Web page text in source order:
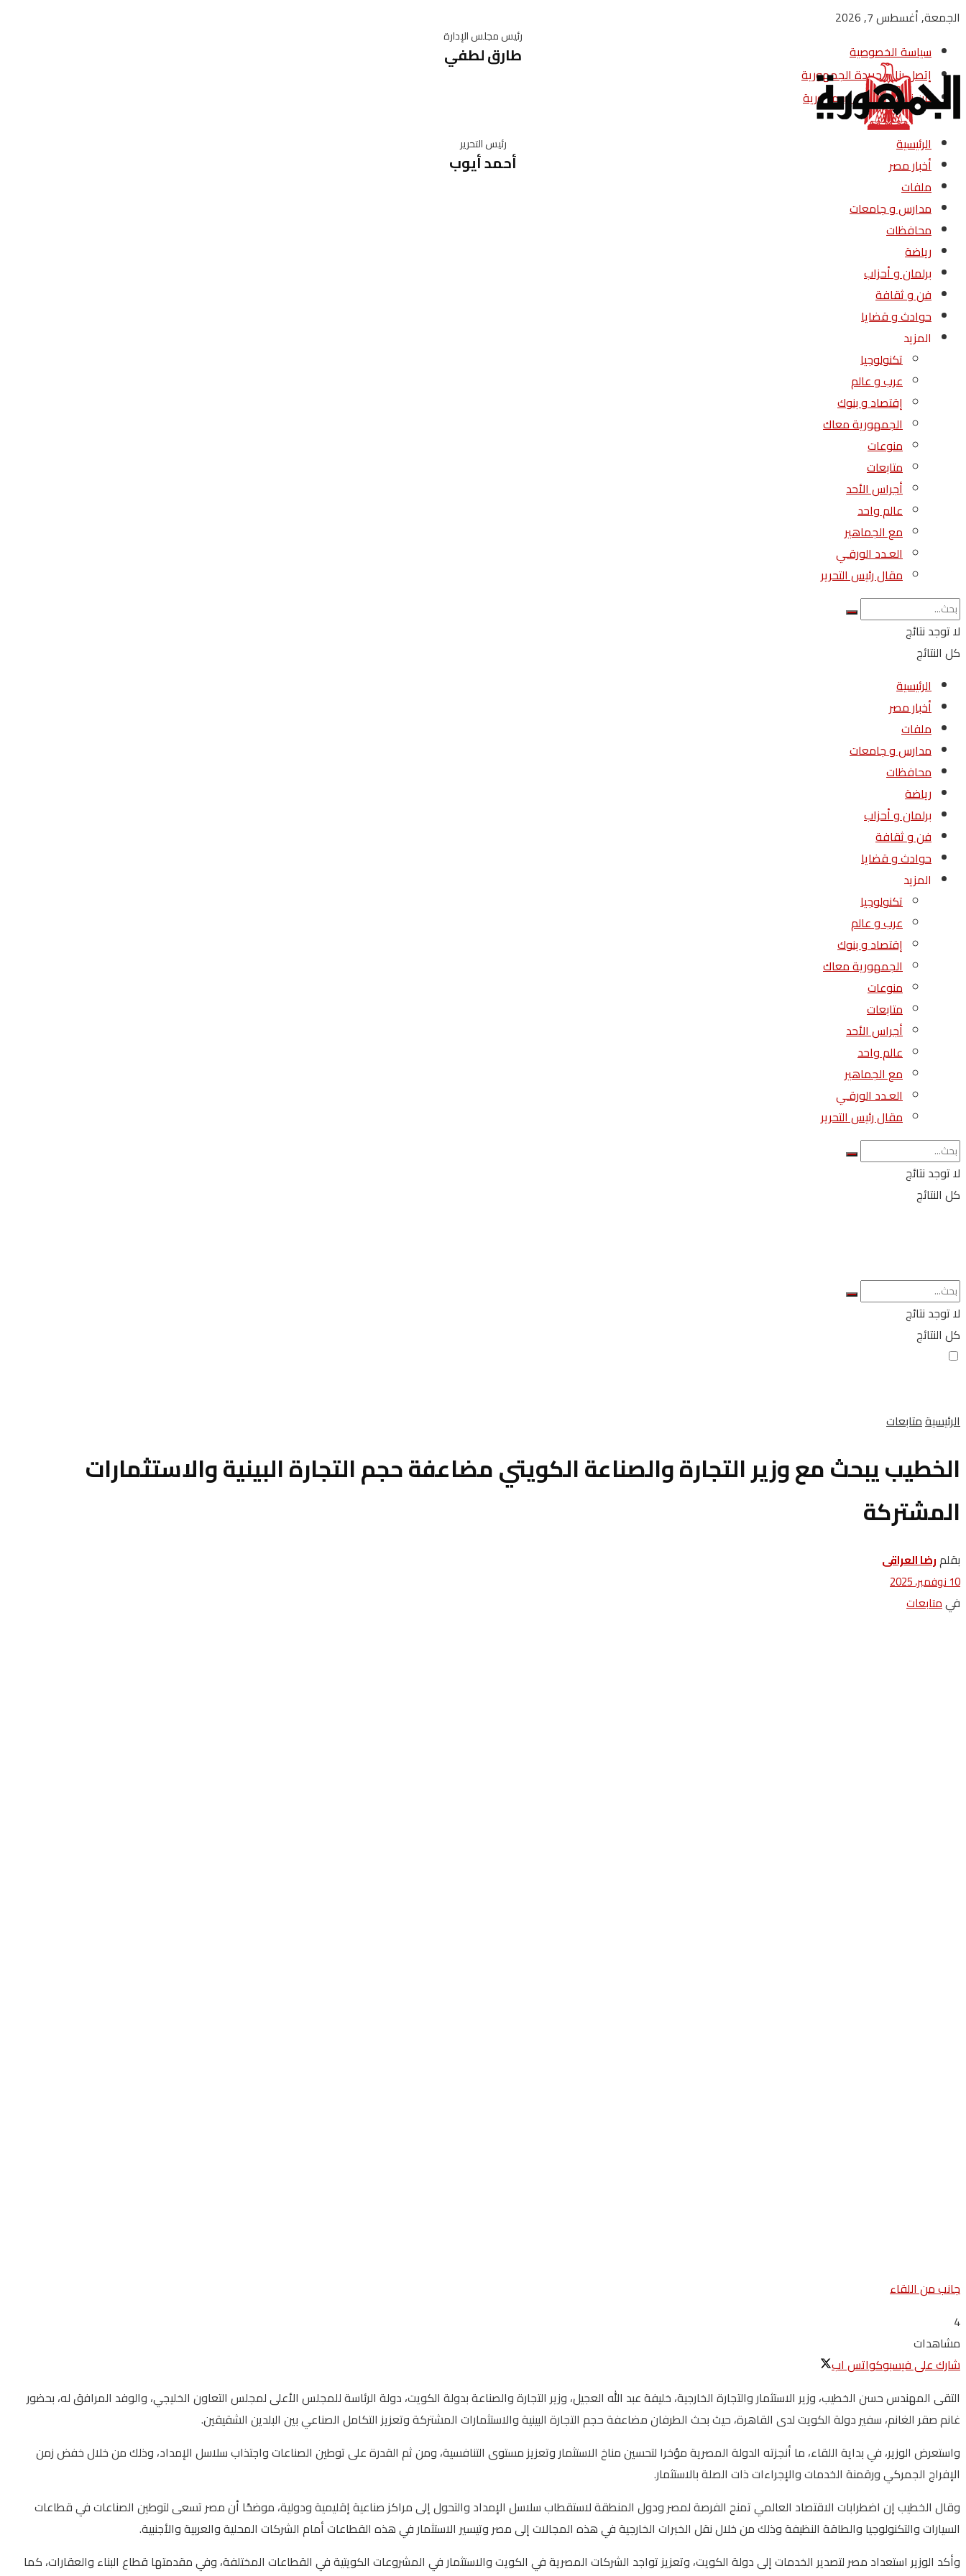
الجمعة, أغسطس 7, 2026
سياسة الخصوصية
إتصل بنا – جريدة الجمهورية
من نحن – جريدة الجمهورية
رئيس مجلس الإدارة
طارق لطفي
رئيس التحرير
أحمد أيوب
الرئيسية
أخبار مصر
ملفات
مدارس و جامعات
محافظات
رياضة
برلمان و أحزاب
فن و ثقافة
حوادث و قضايا
المزيد
تكنولوجيا
عرب و عالم
إقتصاد و بنوك
الجمهورية معاك
منوعات
متابعات
أجراس الأحد
عالم واحد
مع الجماهير
العـدد الورقـي
مقال رئيس التحرير
لا توجد نتائج
كل النتائج
الرئيسية
أخبار مصر
ملفات
مدارس و جامعات
محافظات
رياضة
برلمان و أحزاب
فن و ثقافة
حوادث و قضايا
المزيد
تكنولوجيا
عرب و عالم
إقتصاد و بنوك
الجمهورية معاك
منوعات
متابعات
أجراس الأحد
عالم واحد
مع الجماهير
العـدد الورقـي
مقال رئيس التحرير
لا توجد نتائج
كل النتائج
لا توجد نتائج
كل النتائج
الرئيسيةمتابعات
الخطيب يبحث مع وزير التجارة والصناعة الكويتي مضاعفة حجم التجارة البينية والاستثمارات
المشتركة
بقلمرضا العراقى
10 نوفمبر، 2025
فيمتابعات
جانب من اللقاء
4
مشاهدات
شارك على فيسبوكواتس اب
التقى المهندس حسن الخطيب، وزير الاستثمار والتجارة الخارجية، خليفة عبد الله العجيل، وزير التجارة والصناعة بدولة الكويت، دولة الرئاسة للمجلس الأعلى لمجلس التعاون الخليجي، والوفد المرافق له، بحضور
غانم صقر الغانم، سفير دولة الكويت لدى القاهرة، حيث بحث الطرفان مضاعفة حجم التجارة البينية والاستثمارات المشتركة وتعزيز التكامل الصناعي بين البلدين الشقيقين.
واستعرض الوزير، في بداية اللقاء، ما أنجزته الدولة المصرية مؤخرا لتحسين مناخ الاستثمار وتعزيز مستوى التنافسية، ومن ثم القدرة على توطين الصناعات واجتذاب سلاسل الإمداد، وذلك من خلال خفض زمن
الإفراج الجمركي ورقمنة الخدمات والإجراءات ذات الصلة بالاستثمار.
وقال الخطيب إن اضطرابات الاقتصاد العالمي تمنح الفرصة لمصر ودول المنطقة لاستقطاب سلاسل الإمداد والتحول إلى مراكز صناعية إقليمية ودولية، موضحًا أن مصر تسعى لتوطين الصناعات في قطاعات
السيارات والتكنولوجيا والطاقة النظيفة وذلك من خلال نقل الخبرات الخارجية في هذه المجالات إلى مصر وتيسير الاستثمار في هذه القطاعات أمام الشركات المحلية والعربية والأجنبية.
وأكد الوزير استعداد مصر لتصدير الخدمات إلى دولة الكويت، وتعزيز تواجد الشركات المصرية في الكويت والاستثمار في المشروعات الكويتية في القطاعات المختلفة، وفي مقدمتها قطاع البناء والعقارات، كما